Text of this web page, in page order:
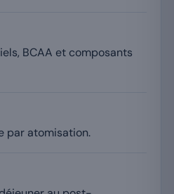
BCAA et composants
par atomisation.